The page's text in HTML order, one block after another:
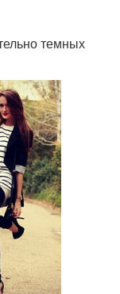
темных